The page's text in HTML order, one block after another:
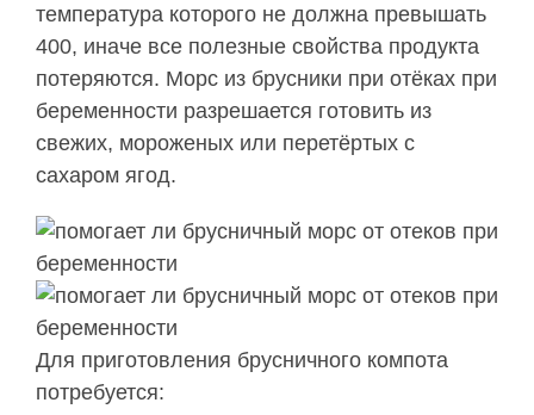
температура которого не должна превышать
400, иначе все полезные свойства продукта
потеряются. Морс из брусники при отёках при
беременности разрешается готовить из
свежих, мороженых или перетёртых с
сахаром ягод.
Для приготовления брусничного компота
потребуется: